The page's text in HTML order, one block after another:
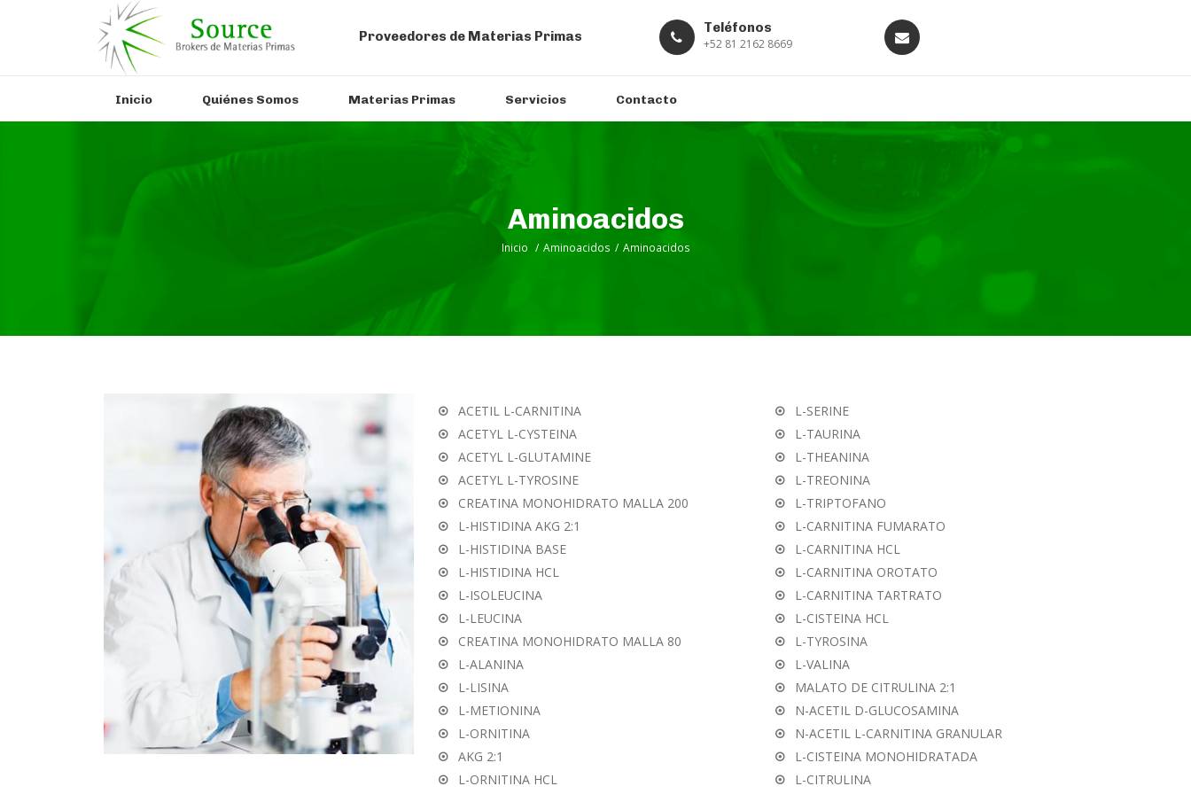
Proveedores de Materias Primas
Teléfonos
+52 81 2162 8669
Inicio Quiénes Somos Materias Primas Servicios Contacto
Aminoacidos
Inicio / Aminoacidos / Aminoacidos
ACETIL L-CARNITINA
ACETYL L-CYSTEINA
ACETYL L-GLUTAMINE
ACETYL L-TYROSINE
CREATINA MONOHIDRATO MALLA 200
L-HISTIDINA AKG 2:1
L-HISTIDINA BASE
L-HISTIDINA HCL
L-ISOLEUCINA
L-LEUCINA
CREATINA MONOHIDRATO MALLA 80
L-ALANINA
L-LISINA
L-METIONINA
L-ORNITINA
AKG 2:1
L-ORNITINA HCL
L-SERINE
L-TAURINA
L-THEANINA
L-TREONINA
L-TRIPTOFANO
L-CARNITINA FUMARATO
L-CARNITINA HCL
L-CARNITINA OROTATO
L-CARNITINA TARTRATO
L-CISTEINA HCL
L-TYROSINA
L-VALINA
MALATO DE CITRULINA 2:1
N-ACETIL D-GLUCOSAMINA
N-ACETIL L-CARNITINA GRANULAR
L-CISTEINA MONOHIDRATADA
L-CITRULINA